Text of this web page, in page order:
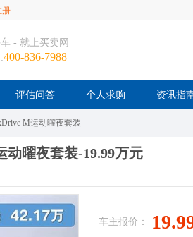
册
- 就上买卖网
400-836-7988
评估问答 个人求购 资讯指
M运动曜夜套装
动曜夜套装-19.99万元
车主报价：